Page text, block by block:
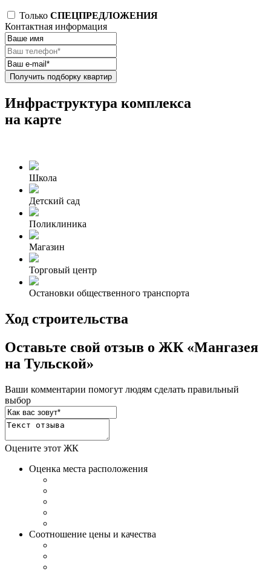
Только СПЕЦПРЕДЛОЖЕНИЯ
Контактная информация
Получить подборку квартир
Инфраструктура комплекса
на карте
Школа
Детский сад
Поликлиника
Магазин
Торговый центр
Остановки общественного транспорта
Ход строительства
Оставьте свой отзыв о ЖК «Мангазея
на Тульской»
Ваши комментарии помогут людям сделать правильный
выбор
Оцените этот ЖК
Оценка места расположения
Соотношение цены и качества